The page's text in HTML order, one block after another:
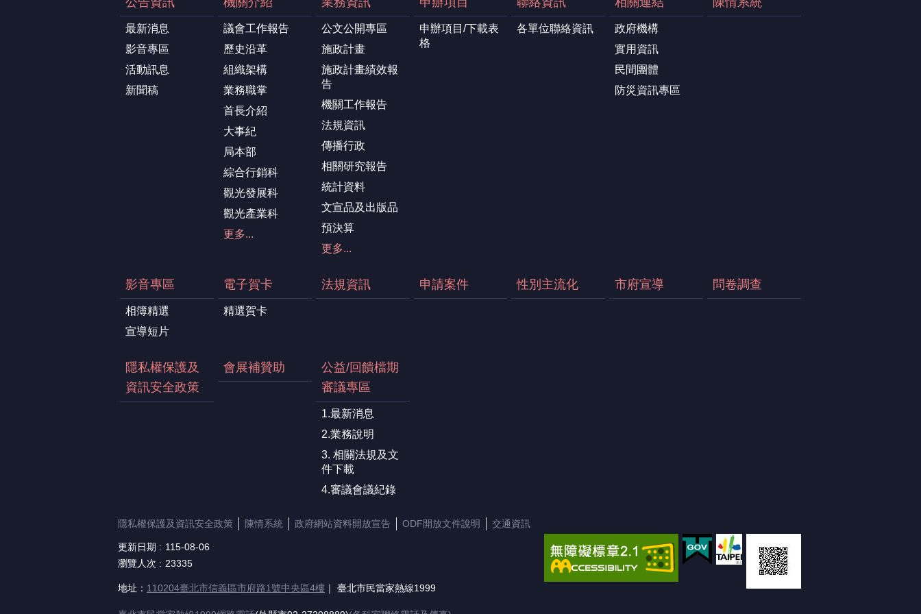
最新消息
影音專區
活動訊息
新聞稿
議會工作報告
歷史沿革
組織架構
業務職掌
首長介紹
大事紀
局本部
綜合行銷科
觀光發展科
觀光產業科
更多...
公文公開專區
施政計畫
施政計畫績效報
告
機關工作報告
法規資訊
傳播行政
相關研究報告
統計資料
文宣品及出版品
預決算
更多...
申辦項目/下載表
格
各單位聯絡資訊
政府機構
實用資訊
民間團體
防災資訊專區
影音專區
相簿精選
宣導短片
電子賀卡
精選賀卡
法規資訊 申請案件 性別主流化 市府宣導 問卷調查
隱私權保護及
資訊安全政策
會展補贊助
公益/回饋檔期
審議專區
1.最新消息
2.業務說明
3. 相關法規及文
件下載
4.審議會議紀錄
隱私權保護及資訊安全政策 陳情系統 政府網站資料開放宣告 ODF開放文件說明 交通資訊
更新日期
115-08-06
瀏覽人次
23335
地址： 110204臺北市信義區市府路1號中央區4樓 ｜ 臺北市民當家熱線1999